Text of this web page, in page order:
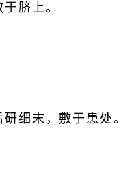
脐上。
细末，敷于患处。